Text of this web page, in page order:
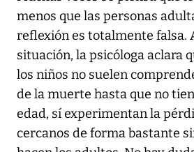
menos que las personas
reflexión es totalmente falsa.
situación, la psicóloga aclara
los niños no suelen
de la muerte hasta que no
edad, sí experimentan la
cercanos de forma bastante